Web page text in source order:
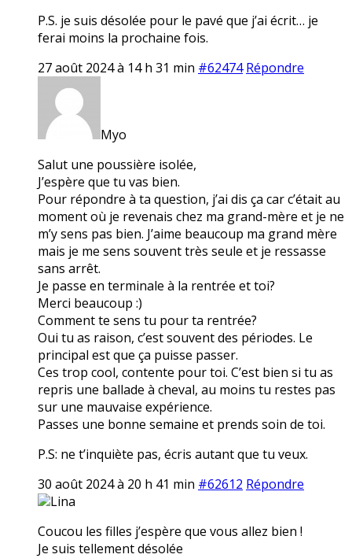
P.S. je suis désolée pour le pavé que j’ai écrit… je
ferai moins la prochaine fois.
27 août 2024 à 14 h 31 min #62474 Répondre
Myo
Salut une poussière isolée,
J’espère que tu vas bien.
Pour répondre à ta question, j’ai dis ça car c’était au
moment où je revenais chez ma grand-mère et je ne
m’y sens pas bien. J’aime beaucoup ma grand mère
mais je me sens souvent très seule et je ressasse
sans arrêt.
Je passe en terminale à la rentrée et toi?
Merci beaucoup :)
Comment te sens tu pour ta rentrée?
Oui tu as raison, c’est souvent des périodes. Le
principal est que ça puisse passer.
Ces trop cool, contente pour toi. C’est bien si tu as
repris une ballade à cheval, au moins tu restes pas
sur une mauvaise expérience.
Passes une bonne semaine et prends soin de toi.
P.S: ne t’inquiète pas, écris autant que tu veux.
30 août 2024 à 20 h 41 min #62612 Répondre
Lina
Coucou les filles j’espère que vous allez bien !
Je suis tellement désolée